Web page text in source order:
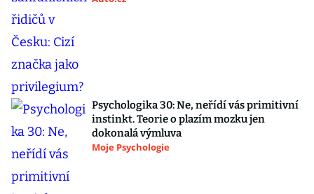
Psychologika 30: Ne, neřídí vás primitivní
instinkt. Teorie o plazím mozku jen
dokonalá výmluva
Moje Psychologie